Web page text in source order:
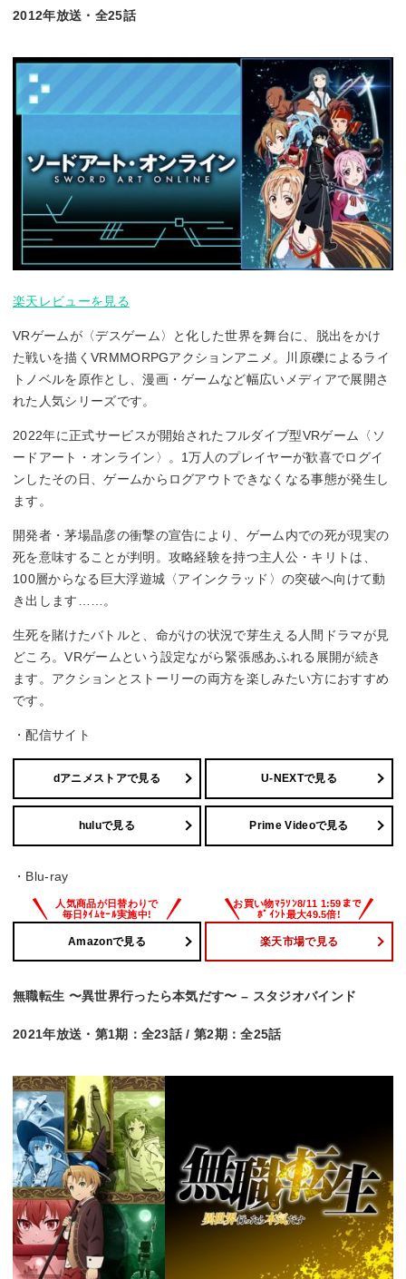
2012年放送・全25話
楽天レビューを見る
VRゲームが〈デスゲーム〉と化した世界を舞台に、脱出をかけ
た戦いを描くVRMMORPGアクションアニメ。川原礫によるライ
トノベルを原作とし、漫画・ゲームなど幅広いメディアで展開さ
れた人気シリーズです。
2022年に正式サービスが開始されたフルダイブ型VRゲーム〈ソ
ードアート・オンライン〉。1万人のプレイヤーが歓喜でログイ
ンしたその日、ゲームからログアウトできなくなる事態が発生し
ます。
開発者・茅場晶彦の衝撃の宣告により、ゲーム内での死が現実の
死を意味することが判明。攻略経験を持つ主人公・キリトは、
100層からなる巨大浮遊城〈アインクラッド〉の突破へ向けて動
き出します……。
生死を賭けたバトルと、命がけの状況で芽生える人間ドラマが見
どころ。VRゲームという設定ながら緊張感あふれる展開が続き
ます。アクションとストーリーの両方を楽しみたい方におすすめ
です。
・配信サイト
dアニメストアで見る U-NEXTで見る
huluで見る Prime Videoで見る
・Blu-ray
Amazonで見る 楽天市場で見る
無職転生 〜異世界行ったら本気だす〜 – スタジオバインド
2021年放送・第1期：全23話 / 第2期：全25話